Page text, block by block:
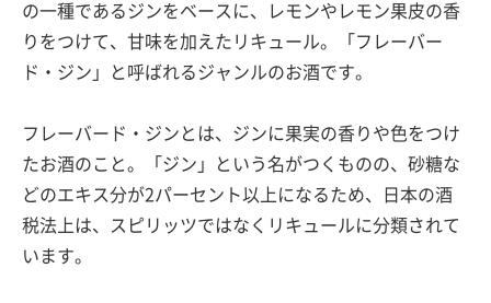
の一種であるジンをベースに、レモンやレモン果皮の香
りをつけて、甘味を加えたリキュール。「フレーバー
ド・ジン」と呼ばれるジャンルのお酒です。
フレーバード・ジンとは、ジンに果実の香りや色をつけ
たお酒のこと。「ジン」という名がつくものの、砂糖な
どのエキス分が2パーセント以上になるため、日本の酒
税法上は、スピリッツではなくリキュールに分類されて
います。